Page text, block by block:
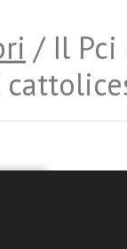
/ Il Pci